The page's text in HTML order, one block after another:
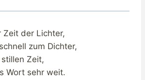
Zeit der Lichter,
zum Dichter,
Zeit,
Wort sehr weit.